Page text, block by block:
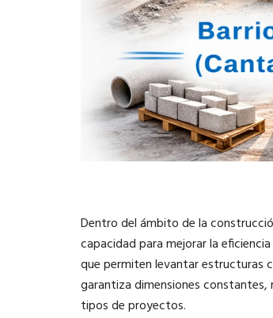
Dentro del ámbito de la
capacidad para mejorar la
que permiten levantar estructuras
garantiza dimensiones
tipos de proyectos.